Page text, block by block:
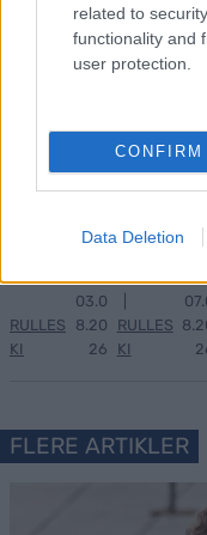
related to
functionality and
user protection.
CONFIRM
Data Deletion
progr
am og
sende
RULLES
KI
03.0
8.20
26
gart,
Hegg
en og
landsl
aget
NN
ND
RULLES
KI
FLERE ARTIKLER